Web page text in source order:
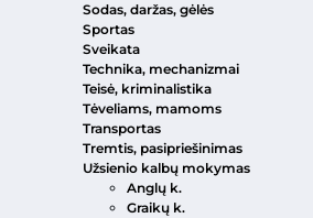
Sodas, daržas, gėlės
Sportas
Sveikata
Technika, mechanizmai
Teisė, kriminalistika
Tėveliams, mamoms
Transportas
Tremtis, pasipriešinimas
Užsienio kalbų mokymas
Anglų k.
Graikų k.